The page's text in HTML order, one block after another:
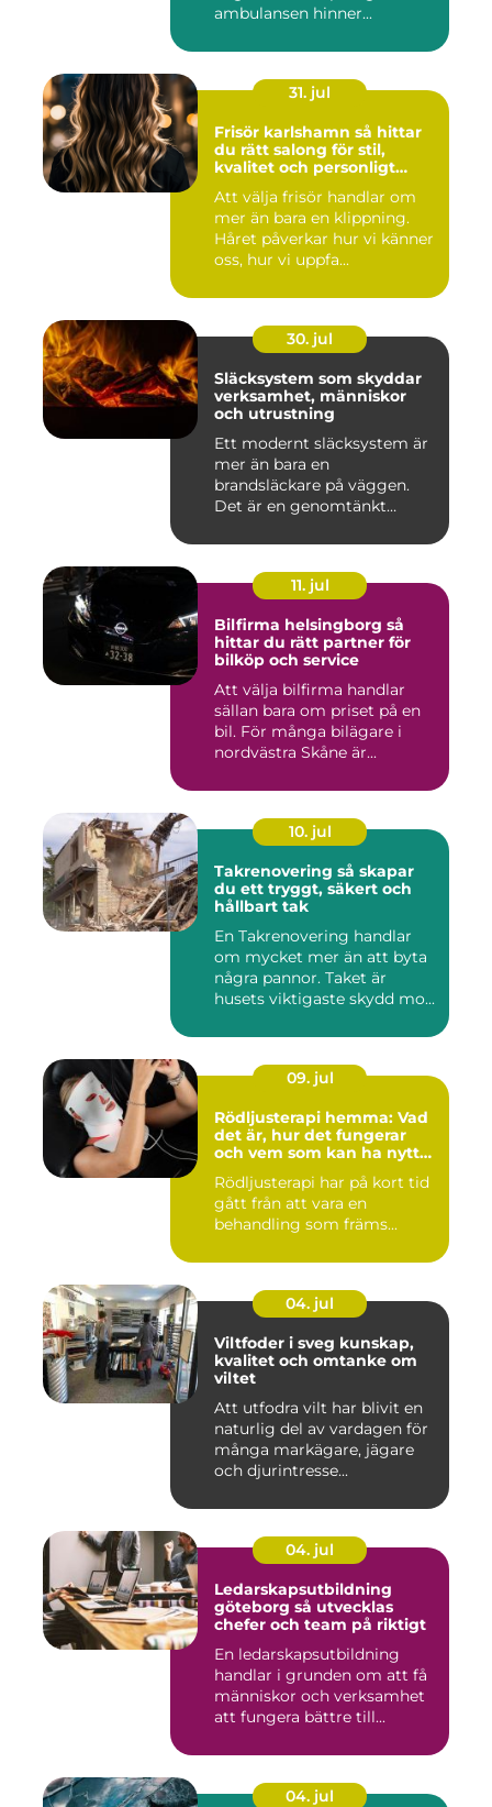
ambulansen hinner...
31. jul
Frisör karlshamn så hittar
du rätt salong för stil,
kvalitet och personligt
Att välja frisör handlar om
mer än bara en klippning.
Håret påverkar hur vi känner
oss, hur vi uppfa...
30. jul
Släcksystem som skyddar
verksamhet, människor
och utrustning
Ett modernt släcksystem är
mer än bara en
brandsläckare på väggen.
Det är en genomtänkt
11. jul
Bilfirma helsingborg så
hittar du rätt partner för
bilköp och service
Att välja bilfirma handlar
sällan bara om priset på en
bil. För många bilägare i
nordvästra Skåne är...
10. jul
Takrenovering så skapar
du ett tryggt, säkert och
hållbart tak
En Takrenovering handlar
om mycket mer än att byta
några pannor. Taket är
husets viktigaste skydd mo...
09. jul
Rödljusterapi hemma: Vad
det är, hur det fungerar
och vem som kan ha nytta
Rödljusterapi har på kort tid
gått från att vara en
behandling som främs...
04. jul
Viltfoder i sveg kunskap,
kvalitet och omtanke om
viltet
Att utfodra vilt har blivit en
naturlig del av vardagen för
många markägare, jägare
och djurintresse...
04. jul
Ledarskapsutbildning
göteborg så utvecklas
chefer och team på riktigt
En ledarskapsutbildning
handlar i grunden om att få
människor och verksamhet
att fungera bättre till...
04. jul